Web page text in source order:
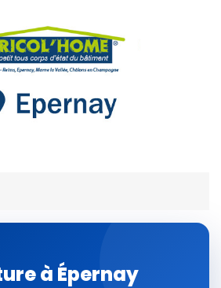
à Épernay